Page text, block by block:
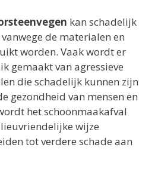
kan schadelijk
de materialen en
worden. Vaak wordt er
gemaakt van agressieve
die schadelijk kunnen zijn
gezondheid van mensen en
het schoonmaakafval
wijze
tot verdere schade aan